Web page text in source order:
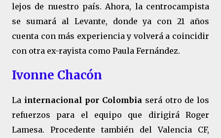
lejos de nuestro país. Ahora, la centrocampista
se sumará al Levante, donde ya con 21 años
cuenta con más experiencia y volverá a coincidir
con otra ex-rayista como Paula Fernández.
Ivonne Chacón
La internacional por Colombia será otro de los
refuerzos para el equipo que dirigirá Roger
Lamesa. Procedente también del Valencia CF,